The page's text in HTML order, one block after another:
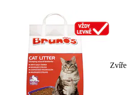
Zvíře